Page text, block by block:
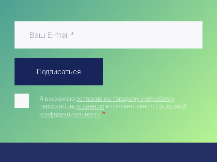
Я выражаю согласие на передачу и обработку
персональных данных в соответствии с Политикой
конфиденциальности *
Подписаться